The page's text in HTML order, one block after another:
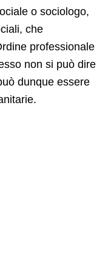
o sociologo,
che
professionale
non si può dire
dunque essere